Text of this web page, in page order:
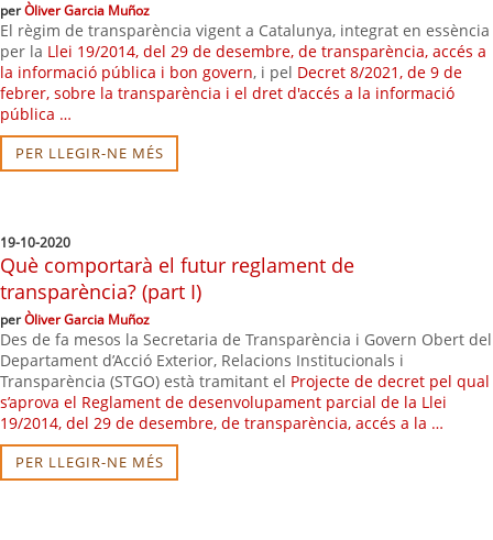
perÒliver Garcia Muñoz
El règim de transparència vigent a Catalunya, integrat en essència
per la Llei 19/2014, del 29 de desembre, de transparència, accés a
la informació pública i bon govern, i pel Decret 8/2021, de 9 de
febrer, sobre la transparència i el dret d'accés a la informació
pública …
PER LLEGIR-NE MÉS
19-10-2020
Què comportarà el futur reglament de
transparència? (part I)
perÒliver Garcia Muñoz
Des de fa mesos la Secretaria de Transparència i Govern Obert del
Departament d’Acció Exterior, Relacions Institucionals i
Transparència (STGO) està tramitant el Projecte de decret pel qual
s’aprova el Reglament de desenvolupament parcial de la Llei
19/2014, del 29 de desembre, de transparència, accés a la …
PER LLEGIR-NE MÉS